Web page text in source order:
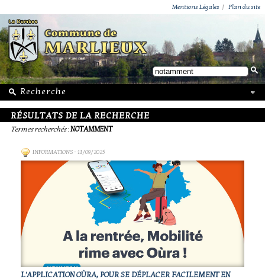
Mentions Légales | Plan du site
RÉSULTATS DE LA RECHERCHE
Termes recherchés:NOTAMMENT
INFORMATIONS- 11/09/2025
L'APPLICATION OÙRA, POUR SE DÉPLACER FACILEMENT EN